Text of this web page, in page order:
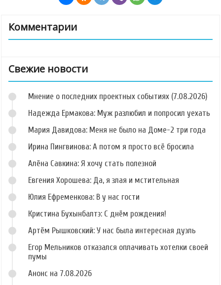
Комментарии
Свежие новости
Мнение о последних проектных событиях (7.08.2026)
Надежда Ермакова: Муж разлюбил и попросил уехать
Мария Давидова: Меня не было на Доме-2 три года
Ирина Пингвинова: А потом я просто всё бросила
Алёна Савкина: Я хочу стать полезной
Евгения Хорошева: Да, я злая и мстительная
Юлия Ефременкова: В у нас гости
Кристина Бухынбалтэ: С днём рождения!
Артём Рышковский: У нас была интересная дуэль
Егор Мельников отказался оплачивать хотелки своей
пумы
Анонс на 7.08.2026